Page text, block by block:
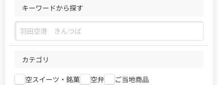
キーワードから探す
カテゴリ
空スイーツ・銘菓 空弁
ご当地商品